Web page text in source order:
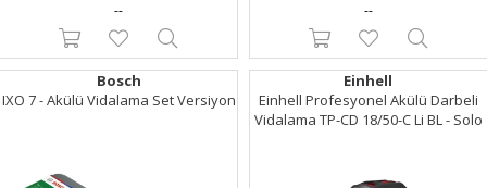
-- --
Bosch
IXO 7 - Akülü Vidalama Set Versiyon
Einhell
Einhell Profesyonel Akülü Darbeli
Vidalama TP-CD 18/50-C Li BL - Solo